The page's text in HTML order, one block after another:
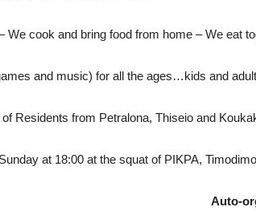
We cook and bring food from home – We eat
and music) for all the ages…kids and
Residents from Petralona, Thiseio and
at 18:00 at the squat of PIKPA,
Auto-